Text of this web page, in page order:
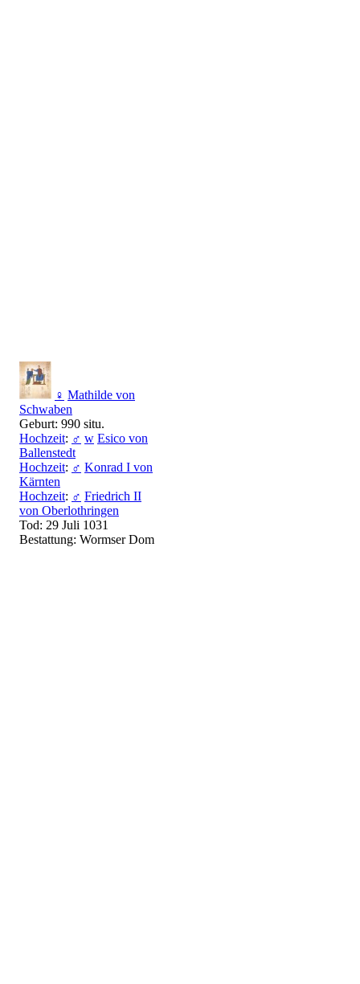
♀ Mathilde von
Schwaben
Geburt: 990 situ.
Hochzeit: ♂ w Esico von
Ballenstedt
Hochzeit: ♂ Konrad I von
Kärnten
Hochzeit: ♂ Friedrich II
von Oberlothringen
Tod: 29 Juli 1031
Bestattung: Wormser Dom